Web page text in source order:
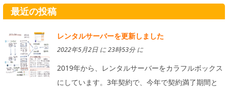
最近の投稿
レンタルサーバーを更新しました
2022年5月2日 に 23時53分 に
2019年から、レンタルサーバーをカラフルボックス
にしています。3年契約で、今年で契約満了期間と